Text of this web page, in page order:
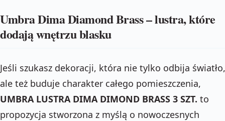
Umbra Dima Diamond Brass – lustra, które
dodają wnętrzu blasku
Jeśli szukasz dekoracji, która nie tylko odbija światło,
ale też buduje charakter całego pomieszczenia,
UMBRA LUSTRA DIMA DIMOND BRASS 3 SZT. to
propozycja stworzona z myślą o nowoczesnych